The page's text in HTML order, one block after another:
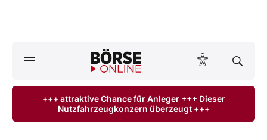
ktuelle Ausgabe BÖRSE ONLINE lesen
+++ attraktive Chance für Anleger +++ Dieser
Nutzfahrzeugkonzern überzeugt +++